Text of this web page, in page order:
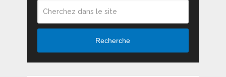
Recherche